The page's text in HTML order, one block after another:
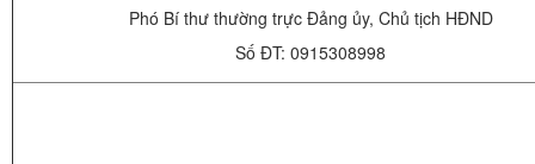
Phó Bí thư thường trực Đảng ủy, Chủ tịch HĐND
Số ĐT: 0915308998